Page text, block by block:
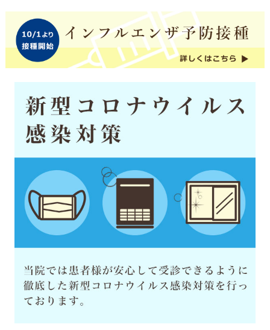
午前 Dr.国正 Dr.柴
午後 Dr.国正
※診療終了18時（受付終了17：40）
予防接種について
予防接種をご希望される場合、ワクチンの種
類によってはお取り寄せになりますので、
事前にご連絡をお願いいたします。
ワクチンのお取り寄せに数日かかる場合がご
ざいます。
2025.12.01
【小児科専門外来終了のお知らせ】
令和7年12月末にて小児科専門外来を終了いた
いません。
2025.01.09
【診療時間について】